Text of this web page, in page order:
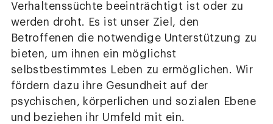
Verhaltenssüchte beeinträchtigt ist oder zu
werden droht. Es ist unser Ziel, den
Betroffenen die notwendige Unterstützung zu
bieten, um ihnen ein möglichst
selbstbestimmtes Leben zu ermöglichen. Wir
fördern dazu ihre Gesundheit auf der
psychischen, körperlichen und sozialen Ebene
und beziehen ihr Umfeld mit ein.